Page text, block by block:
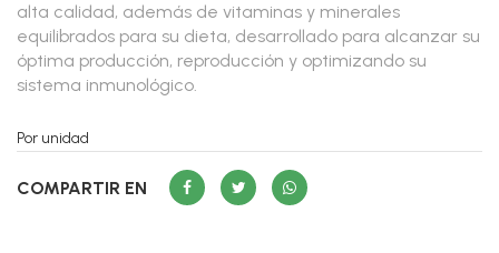
alta calidad, además de vitaminas y minerales
equilibrados para su dieta, desarrollado para alcanzar su
óptima producción, reproducción y optimizando su
sistema inmunológico.
Por unidad
COMPARTIR EN